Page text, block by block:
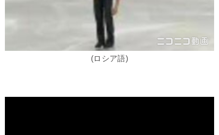
(ロシア語)